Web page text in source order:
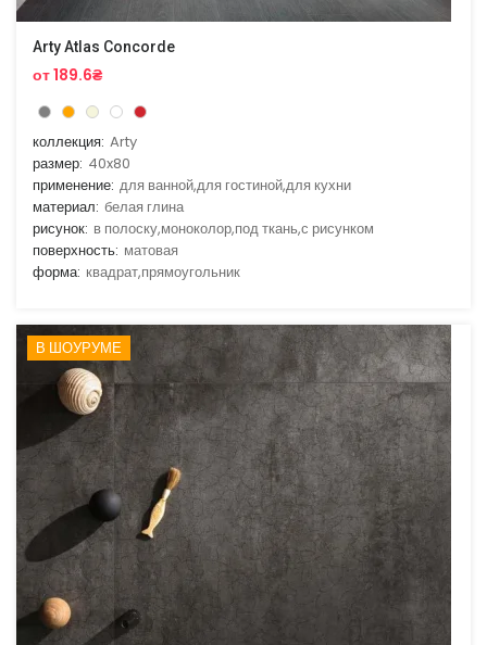
Arty Atlas Concorde
от 189.6₴
коллекция: Arty
размер: 40x80
применение: для ванной,для гостиной,для кухни
материал: белая глина
рисунок: в полоску,моноколор,под ткань,с рисунком
поверхность: матовая
форма: квадрат,прямоугольник
В ШОУРУМЕ